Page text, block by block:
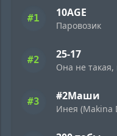
#1 10AGE
Паровозик
#2 25-17
Она не такая,
#3 #2Маши